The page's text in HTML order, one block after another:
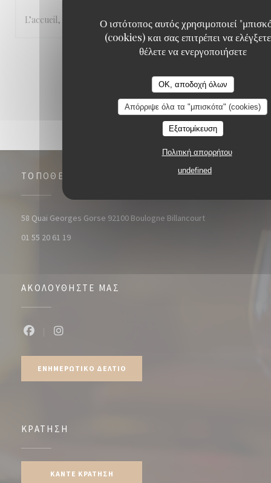
Ο ιστότοπος αυτός χρησιμοποιεί
(cookies) και σας επιτρέπει να
θέλετε να ενεργοποιήσετε
OK, αποδοχή όλων
Απόρριψε όλα τα "μπισκότα" (cookies)
Εξατομίκευση
Πολιτική απορρήτου
undefined
L’accueil, le cadre et la cuisine.
3
ΤΟΠΟΘΕΣΊΑ
58 Quai Georges Gorse 92100 Boulogne Billancourt((ανοίγει σε νέο
01 55 20 61 19
ΑΚΟΛΟΥΘΉΣΤΕ ΜΑΣ
ΕΝΗΜΕΡΩΤΙΚΌ ΔΕΛΤΊΟ
ΚΡΆΤΗΣΗ
ΚΆΝΤΕ ΚΡΆΤΗΣΗ